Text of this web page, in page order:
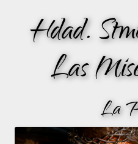
Hdad.
Las
La